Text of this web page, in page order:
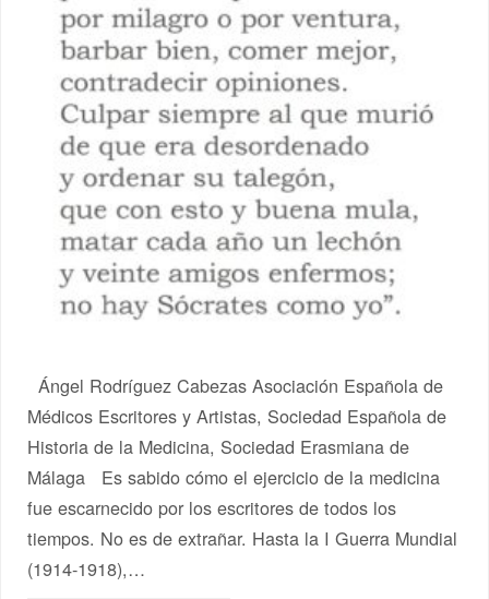
Ángel Rodríguez Cabezas Asociación Española de
Médicos Escritores y Artistas, Sociedad Española de
Historia de la Medicina, Sociedad Erasmiana de
Málaga Es sabido cómo el ejercicio de la medicina
fue escarnecido por los escritores de todos los
tiempos. No es de extrañar. Hasta la I Guerra Mundial
(1914-1918),…